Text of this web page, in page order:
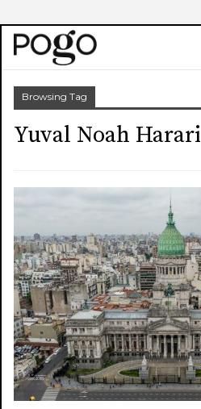
Browsing Tag
Yuval Noah Harari